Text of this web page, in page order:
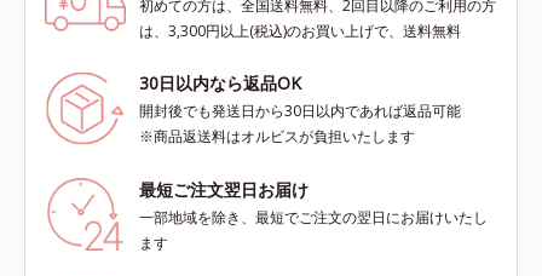
初めての方は、全国送料無料、2回目以降のご利用の方
は、3,300円以上(税込)のお買い上げで、送料無料
30日以内なら返品OK
開封後でも発送日から30日以内であれば返品可能
※商品返送料はオルビスが負担いたします
最短ご注文翌日お届け
一部地域を除き、最短でご注文の翌日にお届けいたし
ます